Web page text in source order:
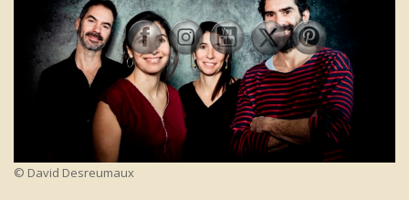
© David Desreumaux